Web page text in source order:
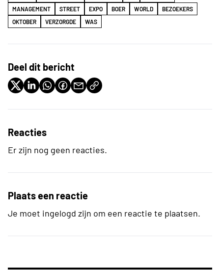
MANAGEMENT
STREET EXPO BOER WORLD
BEZOEKERS
OKTOBER
VERZORGDE WAS
Deel dit bericht
Reacties
Er zijn nog geen reacties.
Plaats een reactie
Je moet ingelogd zijn om een reactie te plaatsen.